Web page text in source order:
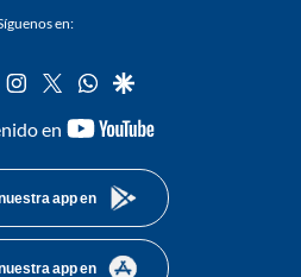
en:
tiktok instagram
twitterwhatsapp
google
en
youtube-
app en
app en